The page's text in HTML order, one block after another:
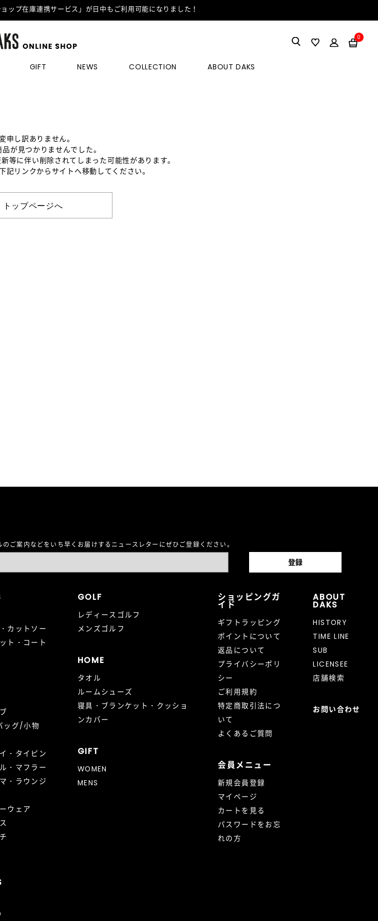
ップ在庫連携サービス」が日中もご利用可能になりました！
0
GIFT NEWS COLLECTION ABOUT DAKS
申し訳ありません。
が見つかりませんでした。
等に伴い削除されてしまった可能性があります。
記リンクからサイトへ移動してください。
トップページへ
ご案内などをいち早くお届けするニュースレターにぜひご登録ください。
カットソー
ト・コート
ッグ/小物
・タイピン
・マフラー
・ラウンジ
ウェア
GOLF
レディースゴルフ
メンズゴルフ
HOME
タオル
ルームシューズ
寝具・ブランケット・クッショ
ンカバー
GIFT
WOMEN
MENS
ショッピングガ
イド
ギフトラッピング
ポイントについて
返品について
プライバシーポリ
シー
ご利用規約
特定商取引法につ
いて
よくあるご質問
会員メニュー
新規会員登録
マイページ
カートを見る
パスワードをお忘
れの方
ABOUT
DAKS
HISTORY
TIME LINE
SUB
LICENSEE
店舗検索
お問い合わせ